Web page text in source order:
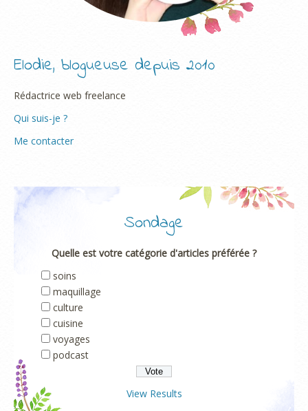
Elodie, blogueuse depuis 2010
Rédactrice web freelance
Qui suis-je ?
Me contacter
Sondage
Quelle est votre catégorie d'articles préférée ?
soins
maquillage
culture
cuisine
voyages
podcast
View Results